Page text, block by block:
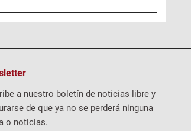
a nuestro boletín de noticias libre y
de que ya no se perderá ninguna
o noticias.